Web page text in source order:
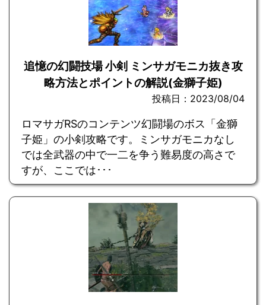
追憶の幻闘技場 小剣 ミンサガモニカ抜き攻
略方法とポイントの解説(金獅子姫)
投稿日：2023/08/04
ロマサガRSのコンテンツ幻闘場のボス「金獅
子姫」の小剣攻略です。ミンサガモニカなし
では全武器の中で一二を争う難易度の高さで
すが、ここでは･･･